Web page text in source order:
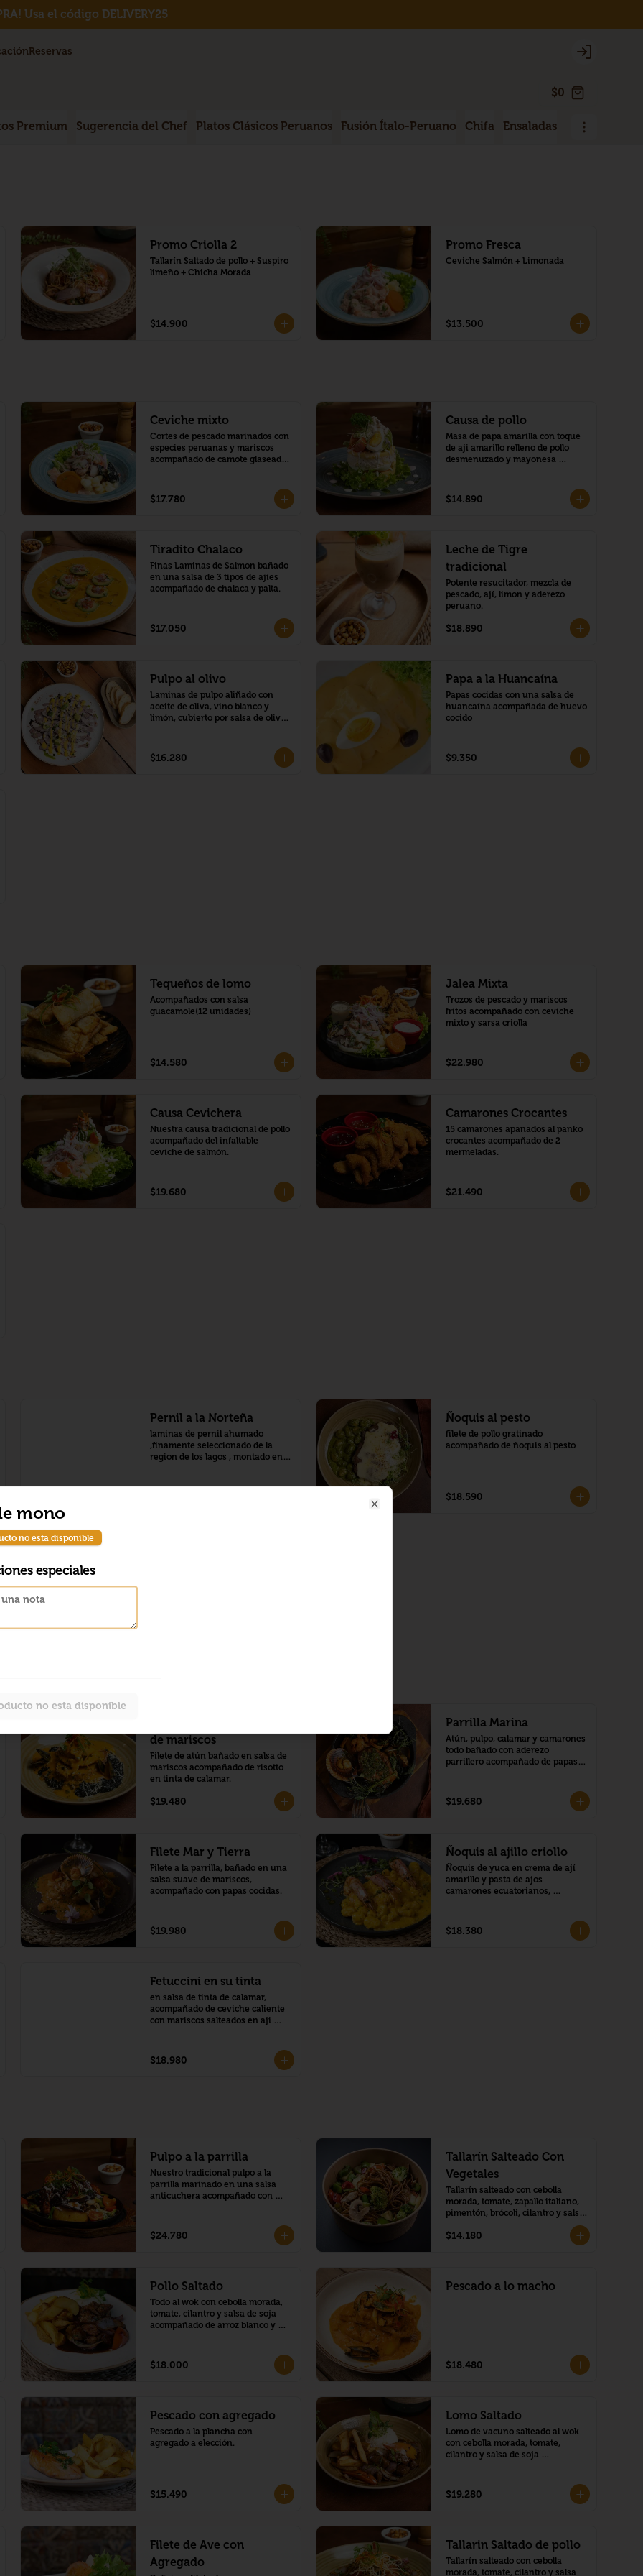
Usa el código DELIVERY25
Reservas Login
$0
Premium Sugerencia del Chef Platos Clásicos Peruanos Fusión Ítalo-Peruano Chifa Ensaladas Sopas
Promo Criolla 2
Tallarín Saltado de pollo + Suspiro
limeño + Chicha Morada
$14.900
Promo Fresca
Ceviche Salmón + Limonada
$13.500
Ceviche mixto
Cortes de pescado marinados con
especies peruanas y mariscos
acompañado de camote glaseado
$17.780
Causa de pollo
Masa de papa amarilla con toque
de aji amarillo relleno de pollo
desmenuzado y mayonesa
$14.890
Tiradito Chalaco
Finas Laminas de Salmon bañado
en una salsa de 3 tipos de ajíes
acompañado de chalaca y palta.
$17.050
Leche de Tigre
tradicional
Potente resucitador, mezcla de
pescado, ají, limon y aderezo
peruano.
$18.890
Pulpo al olivo
Laminas de pulpo aliñado con
aceite de oliva, vino blanco y
limón, cubierto por salsa de olivo
de aceite de cilantro
$16.280
Papa a la Huancaína
Papas cocidas con una salsa de
huancaína acompañada de huevo
cocido
$9.350
Tequeños de lomo
Acompañados con salsa
guacamole(12 unidades)
$14.580
Jalea Mixta
Trozos de pescado y mariscos
fritos acompañado con ceviche
mixto y sarsa criolla
$22.980
Causa Cevichera
Nuestra causa tradicional de pollo
acompañado del infaltable
ceviche de salmón.
$19.680
Camarones Crocantes
15 camarones apanados al panko
crocantes acompañado de 2
mermeladas.
$21.490
Pernil a la Norteña
laminas de pernil ahumado
,finamente seleccionado de la
region de los lagos , montado en
Ñoquis al pesto
filete de pollo gratinado
acompañado de ñoquis al pesto
$18.590
de mariscos
Filete de atún bañado en salsa de
mariscos acompañado de risotto
en tinta de calamar.
$19.480
Parrilla Marina
Atún, pulpo, calamar y camarones
todo bañado con aderezo
parrillero acompañado de papas
$19.680
Filete Mar y Tierra
Filete a la parrilla, bañado en una
salsa suave de mariscos,
acompañado con papas cocidas.
$19.980
Ñoquis al ajillo criollo
Ñoquis de yuca en crema de ají
amarillo y pasta de ajos
camarones ecuatorianos,
$18.380
Fetuccini en su tinta
en salsa de tinta de calamar,
acompañado de ceviche caliente
con mariscos salteados en aji
$18.980
Pulpo a la parrilla
Nuestro tradicional pulpo a la
parrilla marinado en una salsa
anticuchera acompañado con
$24.780
Tallarín Salteado Con
Vegetales
Tallarín salteado con cebolla
morada, tomate, zapallo italiano,
pimentón, brócoli, cilantro y salsa
$14.180
Pollo Saltado
Todo al wok con cebolla morada,
tomate, cilantro y salsa de soja
acompañado de arroz blanco y
$18.000
Pescado a lo macho
$18.480
Pescado con agregado
Pescado a la plancha con
agregado a elección.
$15.490
Lomo Saltado
Lomo de vacuno salteado al wok
con cebolla morada, tomate,
cilantro y salsa de soja
$19.280
Filete de Ave con
Agregado
Tallarin Saltado de pollo
Tallarín salteado con cebolla
morada, tomate, cilantro y salsa
mono
no esta disponible
especiales
no esta disponible
Close